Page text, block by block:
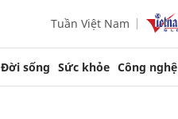
Tuần Việt Nam
Đời sống Sức khỏe Công nghệ